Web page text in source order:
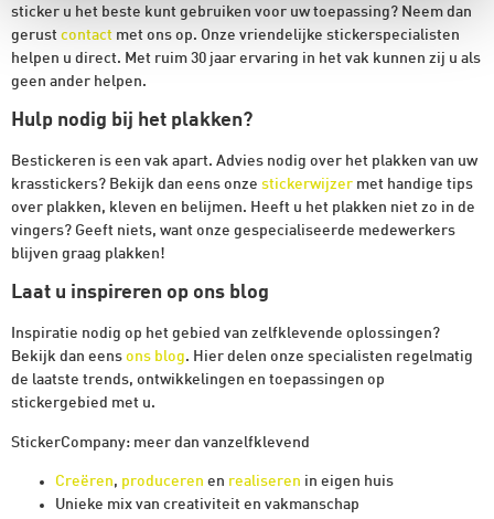
sticker u het beste kunt gebruiken voor uw toepassing? Neem dan
gerust contact met ons op. Onze vriendelijke stickerspecialisten
helpen u direct. Met ruim 30 jaar ervaring in het vak kunnen zij u als
geen ander helpen.
Hulp nodig bij het plakken?
Bestickeren is een vak apart. Advies nodig over het plakken van uw
krasstickers? Bekijk dan eens onze stickerwijzer met handige tips
over plakken, kleven en belijmen. Heeft u het plakken niet zo in de
vingers? Geeft niets, want onze gespecialiseerde medewerkers
blijven graag plakken!
Laat u inspireren op ons blog
Inspiratie nodig op het gebied van zelfklevende oplossingen?
Bekijk dan eens ons blog. Hier delen onze specialisten regelmatig
de laatste trends, ontwikkelingen en toepassingen op
stickergebied met u.
StickerCompany: meer dan vanzelfklevend
Creëren, produceren en realiseren in eigen huis
Unieke mix van creativiteit en vakmanschap